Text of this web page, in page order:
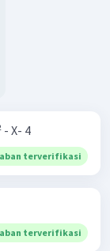
X- 4
terverifikasi
terverifikasi